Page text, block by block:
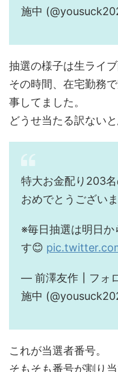
施中
抽選の様子は生ライ
その時間、在宅勤務
事してました。
どうせ当たる訳ない
特大お金配り203
おめでとうござい
※毎日抽選は明日か
す😊
— 前澤友作┃フォ
施中
これが当選者番号。
そもそも番号が割り